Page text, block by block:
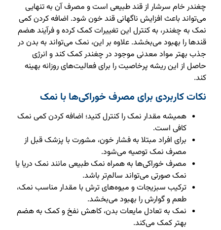
چغندر خام سرشار از قند طبیعی است و مصرف آن به تنهایی
می‌تواند باعث افزایش ناگهانی قند خون شود. اضافه کردن کمی
نمک به چغندر، به کنترل این تغییرات کمک کرده و فرآیند هضم
قندها را بهبود می‌بخشد. علاوه بر این، نمک می‌تواند به بدن در
جذب بهتر مواد معدنی موجود در چغندر کمک کند و انرژی
حاصل از این ریشه پرخاصیت را برای فعالیت‌های روزانه بهینه
کند.
نکات کاربردی برای مصرف خوراکی‌ها با نمک
همیشه مقدار نمک را کنترل کنید؛ اضافه کردن کمی نمک
کافی است.
برای افراد مبتلا به فشار خون، مشورت با پزشک قبل از
مصرف نمک توصیه می‌شود.
مصرف خوراکی‌ها به همراه نمک طبیعی مانند نمک دریا یا
نمک صورتی می‌تواند سالم‌تر باشد.
ترکیب سبزیجات و میوه‌های ترش با مقدار مناسب نمک،
طعم و گوارش را بهبود می‌بخشد.
نمک به تعادل مایعات بدن، کاهش نفخ و کمک به هضم
بهتر کمک می‌کند.